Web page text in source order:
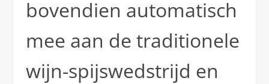
bovendien automatisch
mee aan de traditionele
wijn-spijswedstrijd en